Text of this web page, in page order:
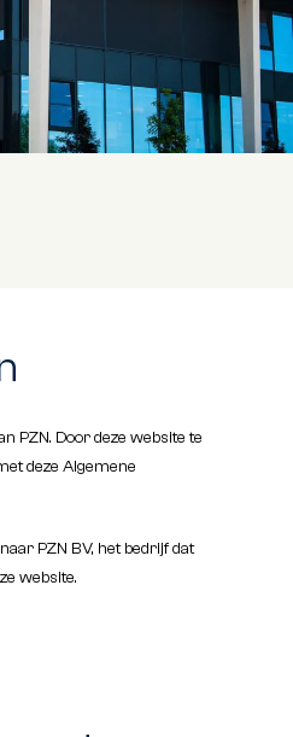
PZN. Door deze website te
deze Algemene
PZN BV, het bedrijf dat
website.